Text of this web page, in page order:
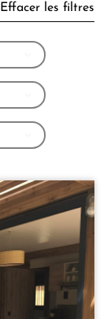
Effacer les filtres